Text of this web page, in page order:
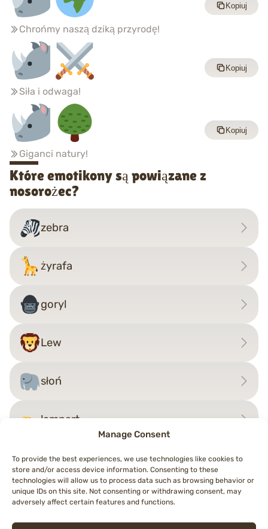
Manage Consent
To provide the best experiences, we use technologies like cookies to
store and/or access device information. Consenting to these
technologies will allow us to process data such as browsing behavior or
unique IDs on this site. Not consenting or withdrawing consent, may
adversely affect certain features and functions.
Chrońmy naszą dziką przyrodę!
Kopiuj
Siła i odwaga!
Kopiuj
Giganci natury!
Kopiuj
Które emotikony są powiązane z
nosorożec?
zebra
żyrafa
goryl
Lew
słoń
lampart
Nawigacja
wpisu
←jaszczurkakrewetka→